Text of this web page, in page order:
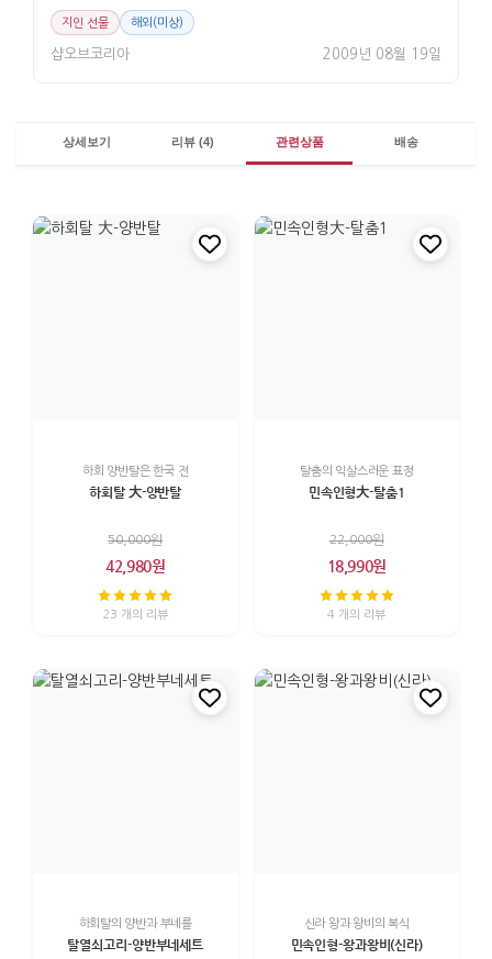
지인 선물 해외(미상)
샵오브코리아 2009년 08월 19일
상세보기 리뷰 (4) 관련상품 배송
하회 양반탈은 한국 전
하회탈 大-양반탈
50,000원
42,980원
23 개의 리뷰
탈춤의 익살스러운 표정
민속인형大-탈춤1
22,000원
18,990원
4 개의 리뷰
하회탈의 양반과 부네를
탈열쇠고리-양반부네세트
신라 왕과 왕비의 복식
민속인형-왕과왕비(신라)